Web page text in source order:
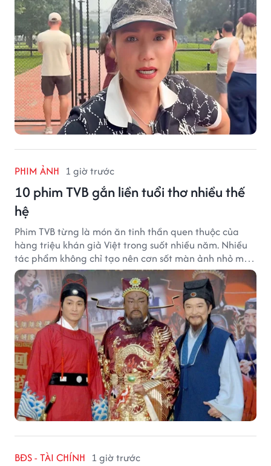
PHIM ẢNH 1 giờ trước
10 phim TVB gắn liền tuổi thơ nhiều thế
hệ
Phim TVB từng là món ăn tinh thần quen thuộc của
hàng triệu khán giả Việt trong suốt nhiều năm. Nhiều
tác phẩm không chỉ tạo nên cơn sốt màn ảnh nhỏ mà
còn trở thành ký ức khó quên của cả một thế hệ.
BĐS - TÀI CHÍNH 1 giờ trước